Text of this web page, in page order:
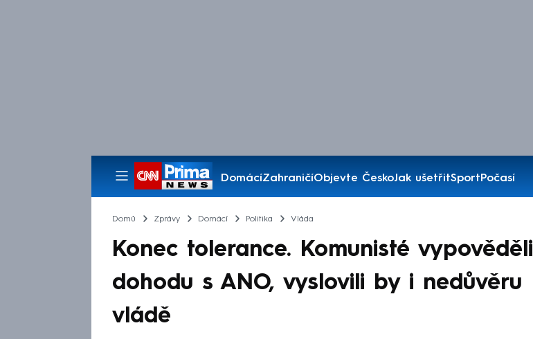
DomácíZahraničíObjevte ČeskoJak ušetřitSportPočasí
Pořady
Domů Zprávy Domácí Politika Vláda
Konec tolerance. Komunisté vypověděli
dohodu s ANO, vyslovili by i nedůvěru
vládě